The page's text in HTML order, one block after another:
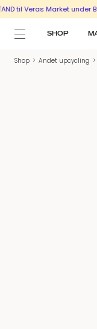
Veras Market under Buen
SHOP
Shop > Andet upcycling >